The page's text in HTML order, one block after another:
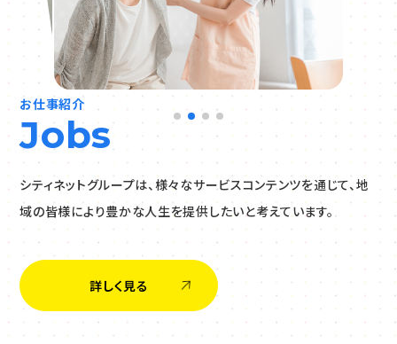
お仕事紹介
Jobs
シティネットグループは、様々なサービスコンテンツを通じて、地
域の皆様により豊かな人生を提供したいと考えています。
詳しく見る